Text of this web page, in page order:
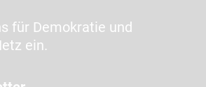
für Demokratie und
ein.